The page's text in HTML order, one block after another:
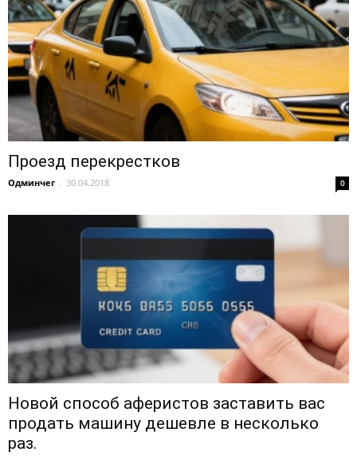
Проезд перекрестков
Одминчег - 30.04.2018 0
Новой способ аферистов заставить вас
продать машину дешевле в несколько
раз.